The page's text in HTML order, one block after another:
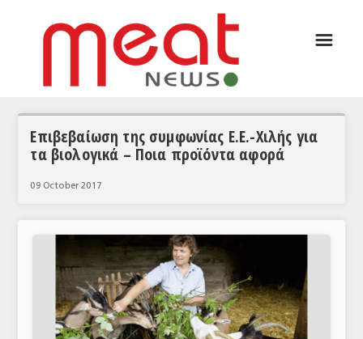
ΣΥΝΕΝΤΕΥΞΕΙΣ
ΘΕΜΑΤΑ
ΕΙΔΗΣΕΙΣ
ΕΥΡΩΠΑΪΚΕΣ ΑΠΟΦΑΣΕΙΣ
☰
Επιβεβαίωση της συμφωνίας Ε.Ε.-Χιλής για
τα βιολογικά – Ποια προϊόντα αφορά
09 October 2017